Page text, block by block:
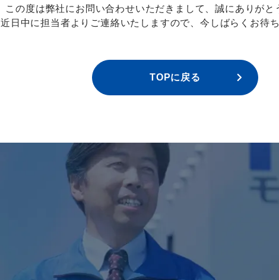
この度は弊社にお問い合わせいただきまして、誠にありがと
近日中に担当者よりご連絡いたしますので、 今しばらくお待
TOPに戻る